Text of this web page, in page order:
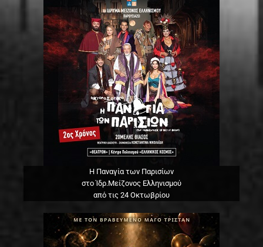
Η Παναγία των Παρισίων
στο Ίδρ.Μείζονος Ελληνισμού
από τις 24 Οκτωβρίου